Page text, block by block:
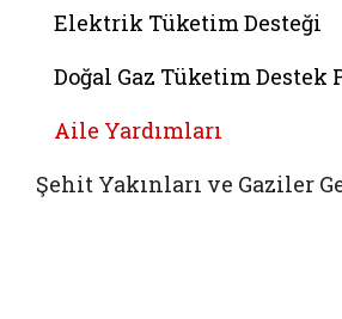
Elektrik Tüketim Desteği
Doğal Gaz Tüketim Destek
Aile Yardımları
Şehit Yakınları ve Gaziler